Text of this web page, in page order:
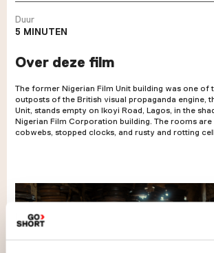
Duur
5 MINUTEN
Over deze film
The former Nigerian Film Unit building was one of
outposts of the British visual propaganda engine,
Unit, stands empty on Ikoyi Road, Lagos, in the
Nigerian Film Corporation building. The rooms
cobwebs, stopped clocks, and rusty and rotting